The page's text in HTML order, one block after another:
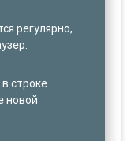
регулярно,
в строке
новой